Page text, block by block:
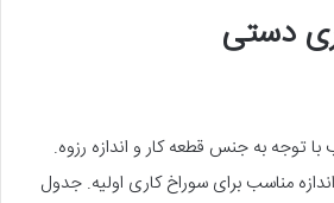
دستی
با توجه به جنس قطعه کار و اندازه رزوه.
مناسب برای سوراخ کاری اولیه. جدول